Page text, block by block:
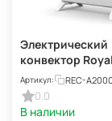
Электрический
конвектор
REC-A2000M
Meccanico
Артикул: REC-
0.0
В наличии